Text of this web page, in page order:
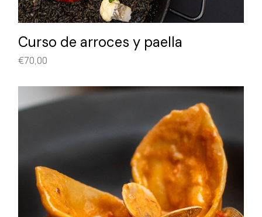
Curso de arroces y paella
€70,00